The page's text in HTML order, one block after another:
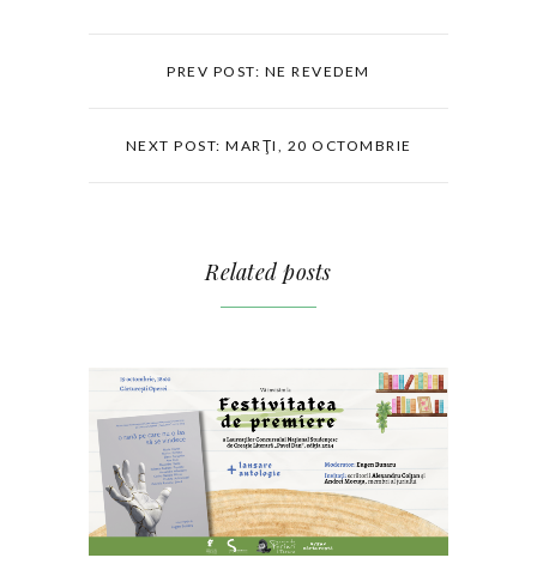
PREV POST: NE REVEDEM
NEXT POST: MARŢI, 20 OCTOMBRIE
Related posts